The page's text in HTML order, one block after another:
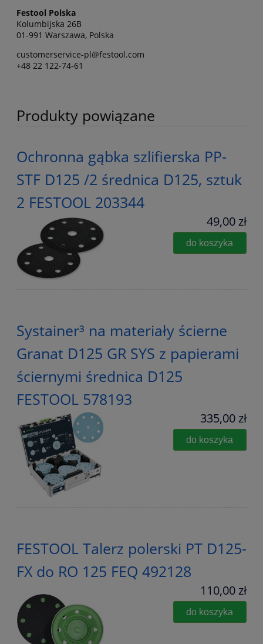
Festool Polska
Kolumbijska 26B
01-991 Warszawa, Polska
customerservice-pl@festool.com
+48 22 122-74-61
Produkty powiązane
Ochronna gąbka szlifierska PP-
STF D125 /2 średnica D125, sztuk
2 FESTOOL 203344
49,00 zł
do koszyka
Systainer³ na materiały ścierne
Granat D125 GR SYS z papierami
ściernymi średnica D125
FESTOOL 578193
335,00 zł
do koszyka
FESTOOL Talerz polerski PT D125-
FX do RO 125 FEQ 492128
110,00 zł
do koszyka